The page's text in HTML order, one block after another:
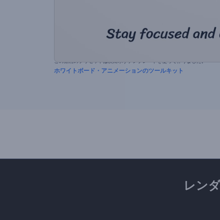
この動画のプリセットは次に示すテンプレートを使って作りました。
ホワイトボード・アニメーションのツールキット
レン